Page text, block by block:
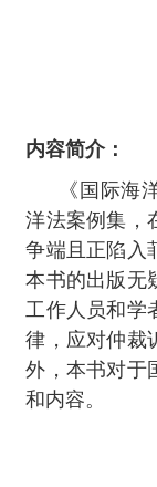
内容简介：
《国际海
洋法案例集，
争端且正陷入
本书的出版无
工作人员和学
律，应对仲裁
外，本书对于
和内容。